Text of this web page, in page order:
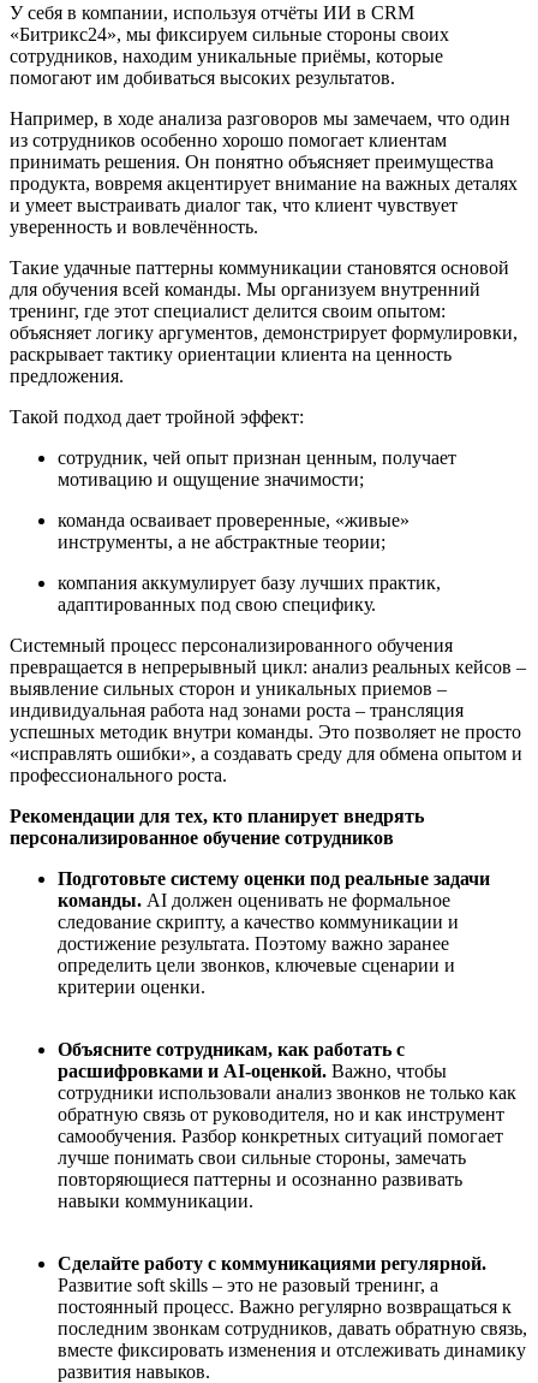
У себя в компании, используя отчёты ИИ в CRM
«Битрикс24», мы фиксируем сильные стороны своих
сотрудников, находим уникальные приёмы, которые
помогают им добиваться высоких результатов.
Например, в ходе анализа разговоров мы замечаем, что один
из сотрудников особенно хорошо помогает клиентам
принимать решения. Он понятно объясняет преимущества
продукта, вовремя акцентирует внимание на важных деталях
и умеет выстраивать диалог так, что клиент чувствует
уверенность и вовлечённость.
Такие удачные паттерны коммуникации становятся основой
для обучения всей команды. Мы организуем внутренний
тренинг, где этот специалист делится своим опытом:
объясняет логику аргументов, демонстрирует формулировки,
раскрывает тактику ориентации клиента на ценность
предложения.
Такой подход дает тройной эффект:
сотрудник, чей опыт признан ценным, получает
мотивацию и ощущение значимости;
команда осваивает проверенные, «живые»
инструменты, а не абстрактные теории;
компания аккумулирует базу лучших практик,
адаптированных под свою специфику.
Системный процесс персонализированного обучения
превращается в непрерывный цикл: анализ реальных кейсов –
выявление сильных сторон и уникальных приемов –
индивидуальная работа над зонами роста – трансляция
успешных методик внутри команды. Это позволяет не просто
«исправлять ошибки», а создавать среду для обмена опытом и
профессионального роста.
Рекомендации для тех, кто планирует внедрять
персонализированное обучение сотрудников
Подготовьте систему оценки под реальные задачи
команды. AI должен оценивать не формальное
следование скрипту, а качество коммуникации и
достижение результата. Поэтому важно заранее
определить цели звонков, ключевые сценарии и
критерии оценки.
Объясните сотрудникам, как работать с
расшифровками и AI-оценкой. Важно, чтобы
сотрудники использовали анализ звонков не только как
обратную связь от руководителя, но и как инструмент
самообучения. Разбор конкретных ситуаций помогает
лучше понимать свои сильные стороны, замечать
повторяющиеся паттерны и осознанно развивать
навыки коммуникации.
Сделайте работу с коммуникациями регулярной.
Развитие soft skills – это не разовый тренинг, а
постоянный процесс. Важно регулярно возвращаться к
последним звонкам сотрудников, давать обратную связь,
вместе фиксировать изменения и отслеживать динамику
развития навыков.